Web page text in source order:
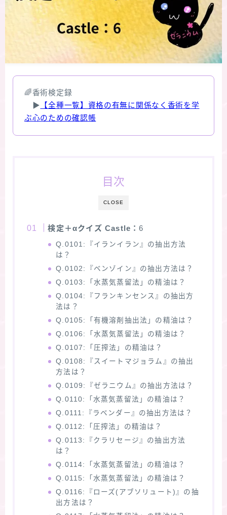
Cジャスミン瑠璃地楽の主な活動先リンク集
アロマハーブアンケート
おすすめ商品＆レビュー
サイトマップ
🌈香術検定録
▶ 【全種一覧】資格の有無に関係なく香術を学
ぶ心のための確認帳
CLOSE
目次
検定＋αクイズ Castle：6
Q.0101:『イランイラン』の抽出方法
は？
Q.0102:『ベンゾイン』の抽出方法は？
Q.0103:「水蒸気蒸留法」の精油は？
Q.0104:『フランキンセンス』の抽出方
法は？
Q.0105:「有機溶剤抽出法」の精油は？
Q.0106:「水蒸気蒸留法」の精油は？
Q.0107:「圧搾法」の精油は？
Q.0108:『スイートマジョラム』の抽出
方法は？
Q.0109:『ゼラニウム』の抽出方法は？
Q.0110:「水蒸気蒸留法」の精油は？
Q.0111:『ラベンダー』の抽出方法は？
Q.0112:「圧搾法」の精油は？
Q.0113:『クラリセージ』の抽出方法
は？
Q.0114:「水蒸気蒸留法」の精油は？
Q.0115:「水蒸気蒸留法」の精油は？
Q.0116:『ローズ(アブソリュート)』の抽
出方法は？